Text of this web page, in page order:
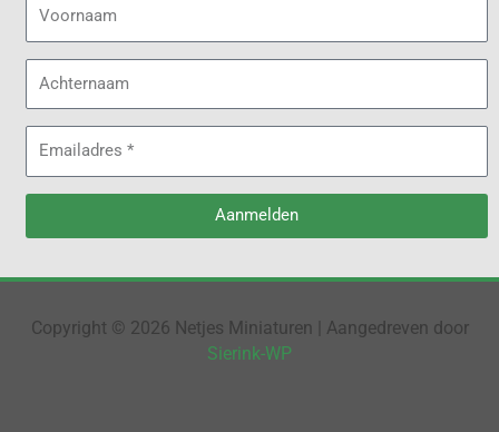
Aanmelden
Copyright © 2026 Netjes Miniaturen | Aangedreven door
Sierink-WP